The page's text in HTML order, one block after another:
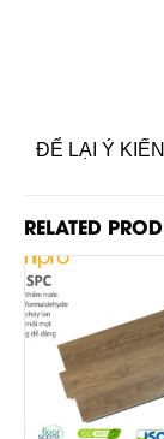
ĐỂ LẠI Ý
RELATED